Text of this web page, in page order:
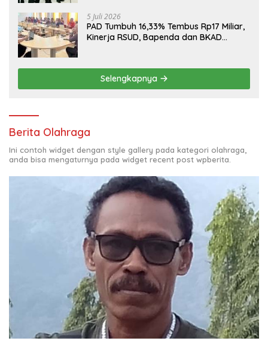
5 Juli 2026
PAD Tumbuh 16,33% Tembus Rp17 Miliar,
Kinerja RSUD, Bapenda dan BKAD
Selengkapnya
Berita Olahraga
Ini contoh widget dengan style gallery pada kategori olahraga,
anda bisa mengaturnya pada widget recent post wpberita.